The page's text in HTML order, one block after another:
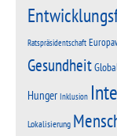
Ratspräsidentschaft
Gesundheit
Hunger Inklusion
Lokalisierung